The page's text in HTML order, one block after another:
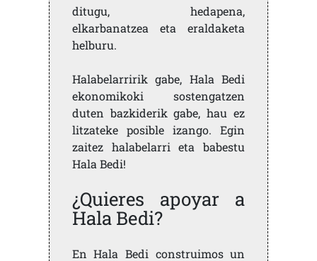
ditugu, hedapena,
elkarbanatzea eta eraldaketa
helburu.
Halabelarririk gabe, Hala Bedi
ekonomikoki sostengatzen
duten bazkiderik gabe, hau ez
litzateke posible izango. Egin
zaitez halabelarri eta babestu
Hala Bedi!
¿Quieres apoyar a
Hala Bedi?
En Hala Bedi construimos un